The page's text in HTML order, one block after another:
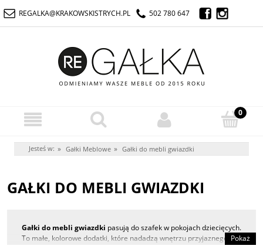
REGALKA@KRAKOWSKISTRYCH.PL 502 780 647
Jesteś w: » Gałki Meblowe » Gałki do mebli gwiazdki
GAŁKI DO MEBLI GWIAZDKI
Gałki do mebli gwiazdki pasują do szafek w pokojach dziecięcych.
To małe, kolorowe dodatki, które nadadzą wnętrzu przyjaznego
Pokaż